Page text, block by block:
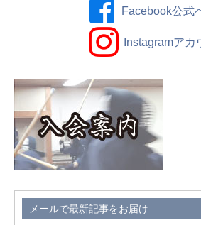
Facebook公式
Instagramアカ
メールで最新記事をお届け